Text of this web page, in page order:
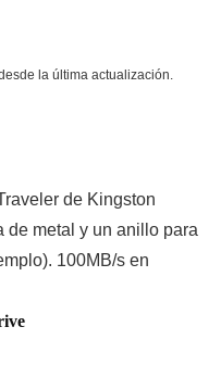
la última actualización.
de Kingston
de metal y un anillo para
100MB/s en